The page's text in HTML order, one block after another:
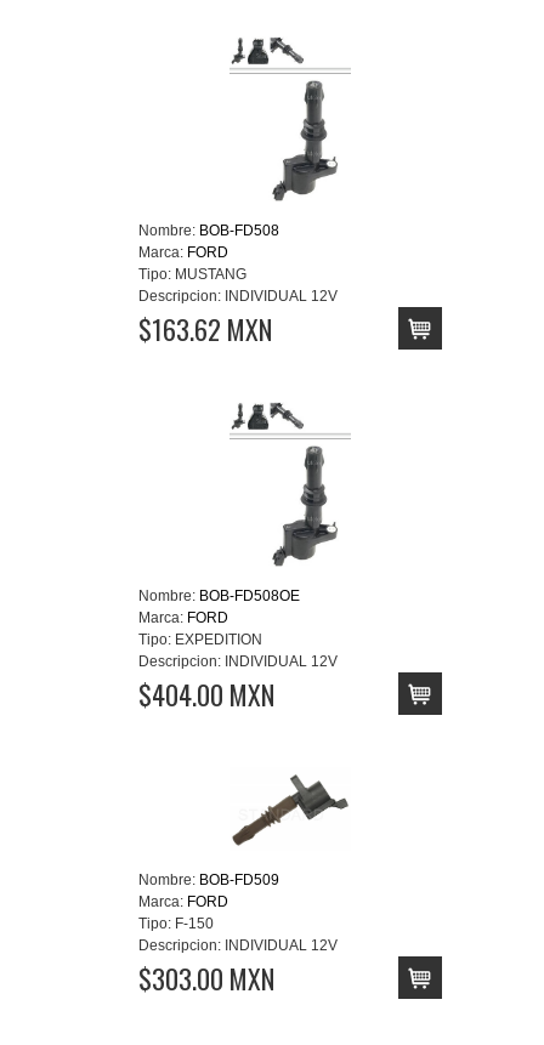
Nombre: BOB-FD508
Marca: FORD
Tipo: MUSTANG
Descripcion: INDIVIDUAL 12V
$163.62 MXN
Nombre: BOB-FD508OE
Marca: FORD
Tipo: EXPEDITION
Descripcion: INDIVIDUAL 12V
$404.00 MXN
Nombre: BOB-FD509
Marca: FORD
Tipo: F-150
Descripcion: INDIVIDUAL 12V
$303.00 MXN